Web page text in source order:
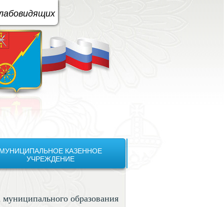
схема: A
КАЗЕННОЕ
УЧРЕЖДЕНИЕ
муниципального образования